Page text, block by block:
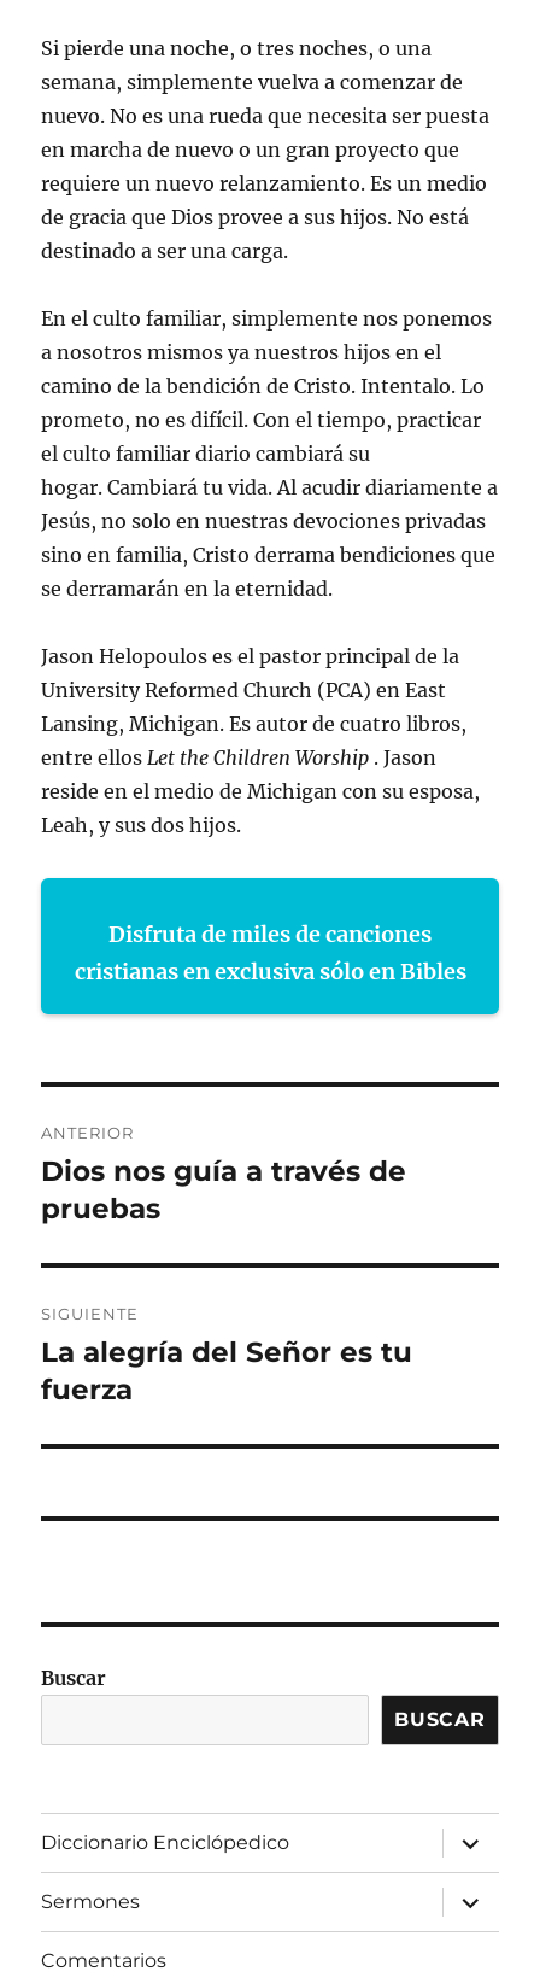
Si pierde una noche, o tres noches, o una
semana, simplemente vuelva a comenzar de
nuevo. No es una rueda que necesita ser puesta
en marcha de nuevo o un gran proyecto que
requiere un nuevo relanzamiento. Es un medio
de gracia que Dios provee a sus hijos. No está
destinado a ser una carga.
En el culto familiar, simplemente nos ponemos
a nosotros mismos ya nuestros hijos en el
camino de la bendición de Cristo. Intentalo. Lo
prometo, no es difícil. Con el tiempo, practicar
el culto familiar diario cambiará su
hogar. Cambiará tu vida. Al acudir diariamente a
Jesús, no solo en nuestras devociones privadas
sino en familia, Cristo derrama bendiciones que
se derramarán en la eternidad.
Jason Helopoulos es el pastor principal de la
University Reformed Church (PCA) en East
Lansing, Michigan. Es autor de cuatro libros,
entre ellos Let the Children Worship . Jason
reside en el medio de Michigan con su esposa,
Leah, y sus dos hijos.
Disfruta de miles de canciones
cristianas en exclusiva sólo en Bibles
de
entradas
ANTERIOR
Entrada
anterior:
Dios nos guía a través de
pruebas
SIGUIENTE
Entrada
siguiente:
La alegría del Señor es tu
fuerza
Buscar
BUSCAR
Diccionario Enciclópedico
expandir
el
menú
inferior
Sermones
expandir
el
menú
Comentarios